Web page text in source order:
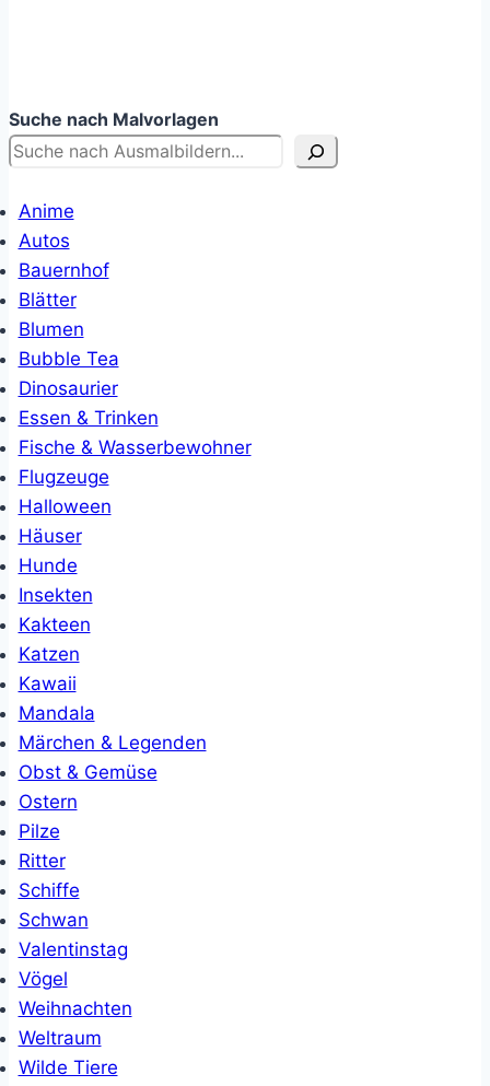
Suche nach Malvorlagen
Anime
Autos
Bauernhof
Blätter
Blumen
Bubble Tea
Dinosaurier
Essen & Trinken
Fische & Wasserbewohner
Flugzeuge
Halloween
Häuser
Hunde
Insekten
Kakteen
Katzen
Kawaii
Mandala
Märchen & Legenden
Obst & Gemüse
Ostern
Pilze
Ritter
Schiffe
Schwan
Valentinstag
Vögel
Weihnachten
Weltraum
Wilde Tiere